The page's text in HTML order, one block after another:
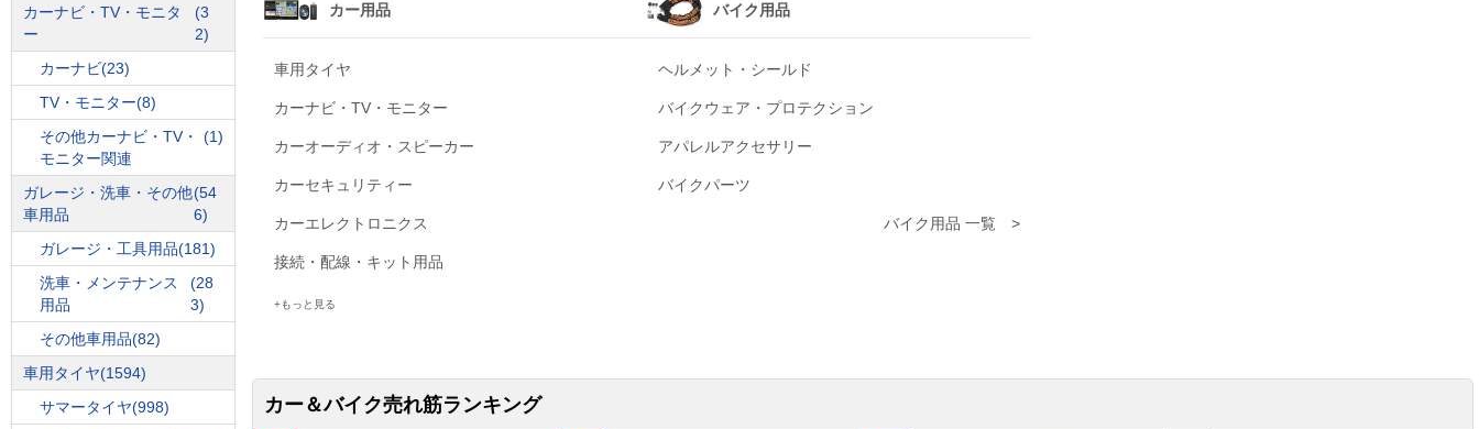
カー用品
車用タイヤ
カーナビ・TV・モニター
カーオーディオ・スピーカー
カーセキュリティー
カーエレクトロニクス
接続・配線・キット用品
もっと見る
バイク用品
ヘルメット・シールド
バイクウェア・プロテクション
アパレルアクセサリー
バイクパーツ
バイク用品
カー＆バイク売れ筋ランキング
カーナビ・TV・モニタ
ー
(3
2)
カーナビ(23)
TV・モニター(8)
その他カーナビ・TV・
モニター関連
(1)
ガレージ・洗車・その他
車用品
(54
6)
ガレージ・工具用品(181)
洗車・メンテナンス
用品
(28
3)
その他車用品(82)
車用タイヤ(1594)
サマータイヤ(998)